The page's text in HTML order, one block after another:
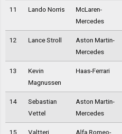
11 Lando Norris
McLaren-
Mercedes
12 Lance Stroll
Aston Martin-
Mercedes
13
Kevin
Magnussen
Haas-Ferrari
14
Sebastian
Vettel
Aston Martin-
Mercedes
15
Valtteri
Alfa Romeo-